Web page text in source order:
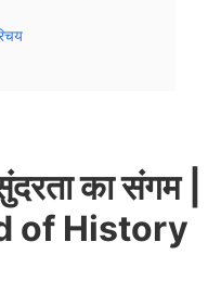
का संगम |
of History